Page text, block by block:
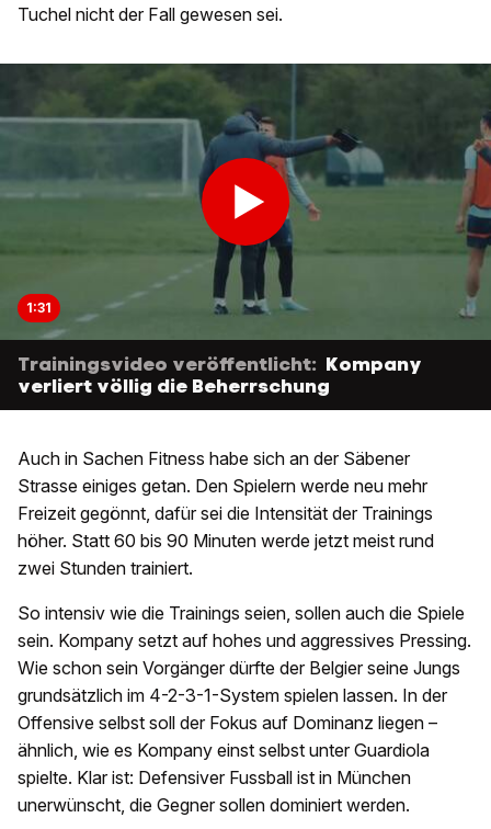
Tuchel nicht der Fall gewesen sei.
1:31
Trainingsvideo veröffentlicht: Kompany
verliert völlig die Beherrschung
Auch in Sachen Fitness habe sich an der Säbener
Strasse einiges getan. Den Spielern werde neu mehr
Freizeit gegönnt, dafür sei die Intensität der Trainings
höher. Statt 60 bis 90 Minuten werde jetzt meist rund
zwei Stunden trainiert.
So intensiv wie die Trainings seien, sollen auch die Spiele
sein. Kompany setzt auf hohes und aggressives Pressing.
Wie schon sein Vorgänger dürfte der Belgier seine Jungs
grundsätzlich im 4-2-3-1-System spielen lassen. In der
Offensive selbst soll der Fokus auf Dominanz liegen –
ähnlich, wie es Kompany einst selbst unter Guardiola
spielte. Klar ist: Defensiver Fussball ist in München
unerwünscht, die Gegner sollen dominiert werden.